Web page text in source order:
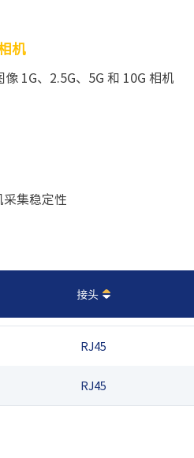
机
1G、2.5G、5G 和 10G 相机
集稳定性
接头
RJ45
RJ45